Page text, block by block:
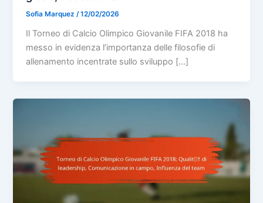
Sofia Marquez/12/02/2026
Il Torneo di Calcio Olimpico Giovanile FIFA 2018 ha
messo in evidenza l’importanza delle filosofie di
allenamento incentrate sullo sviluppo […]